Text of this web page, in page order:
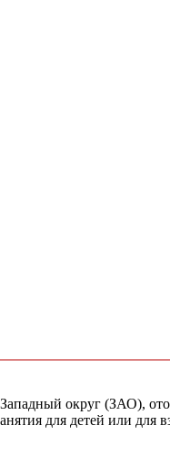
округ (ЗАО),
для детей или для